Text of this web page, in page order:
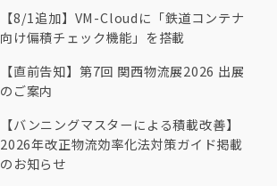
【8/1追加】VM-Cloudに「鉄道コンテナ
向け偏積チェック機能」を搭載
【直前告知】第7回 関西物流展2026 出展
のご案内
【バンニングマスターによる積載改善】
2026年改正物流効率化法対策ガイド掲載
のお知らせ